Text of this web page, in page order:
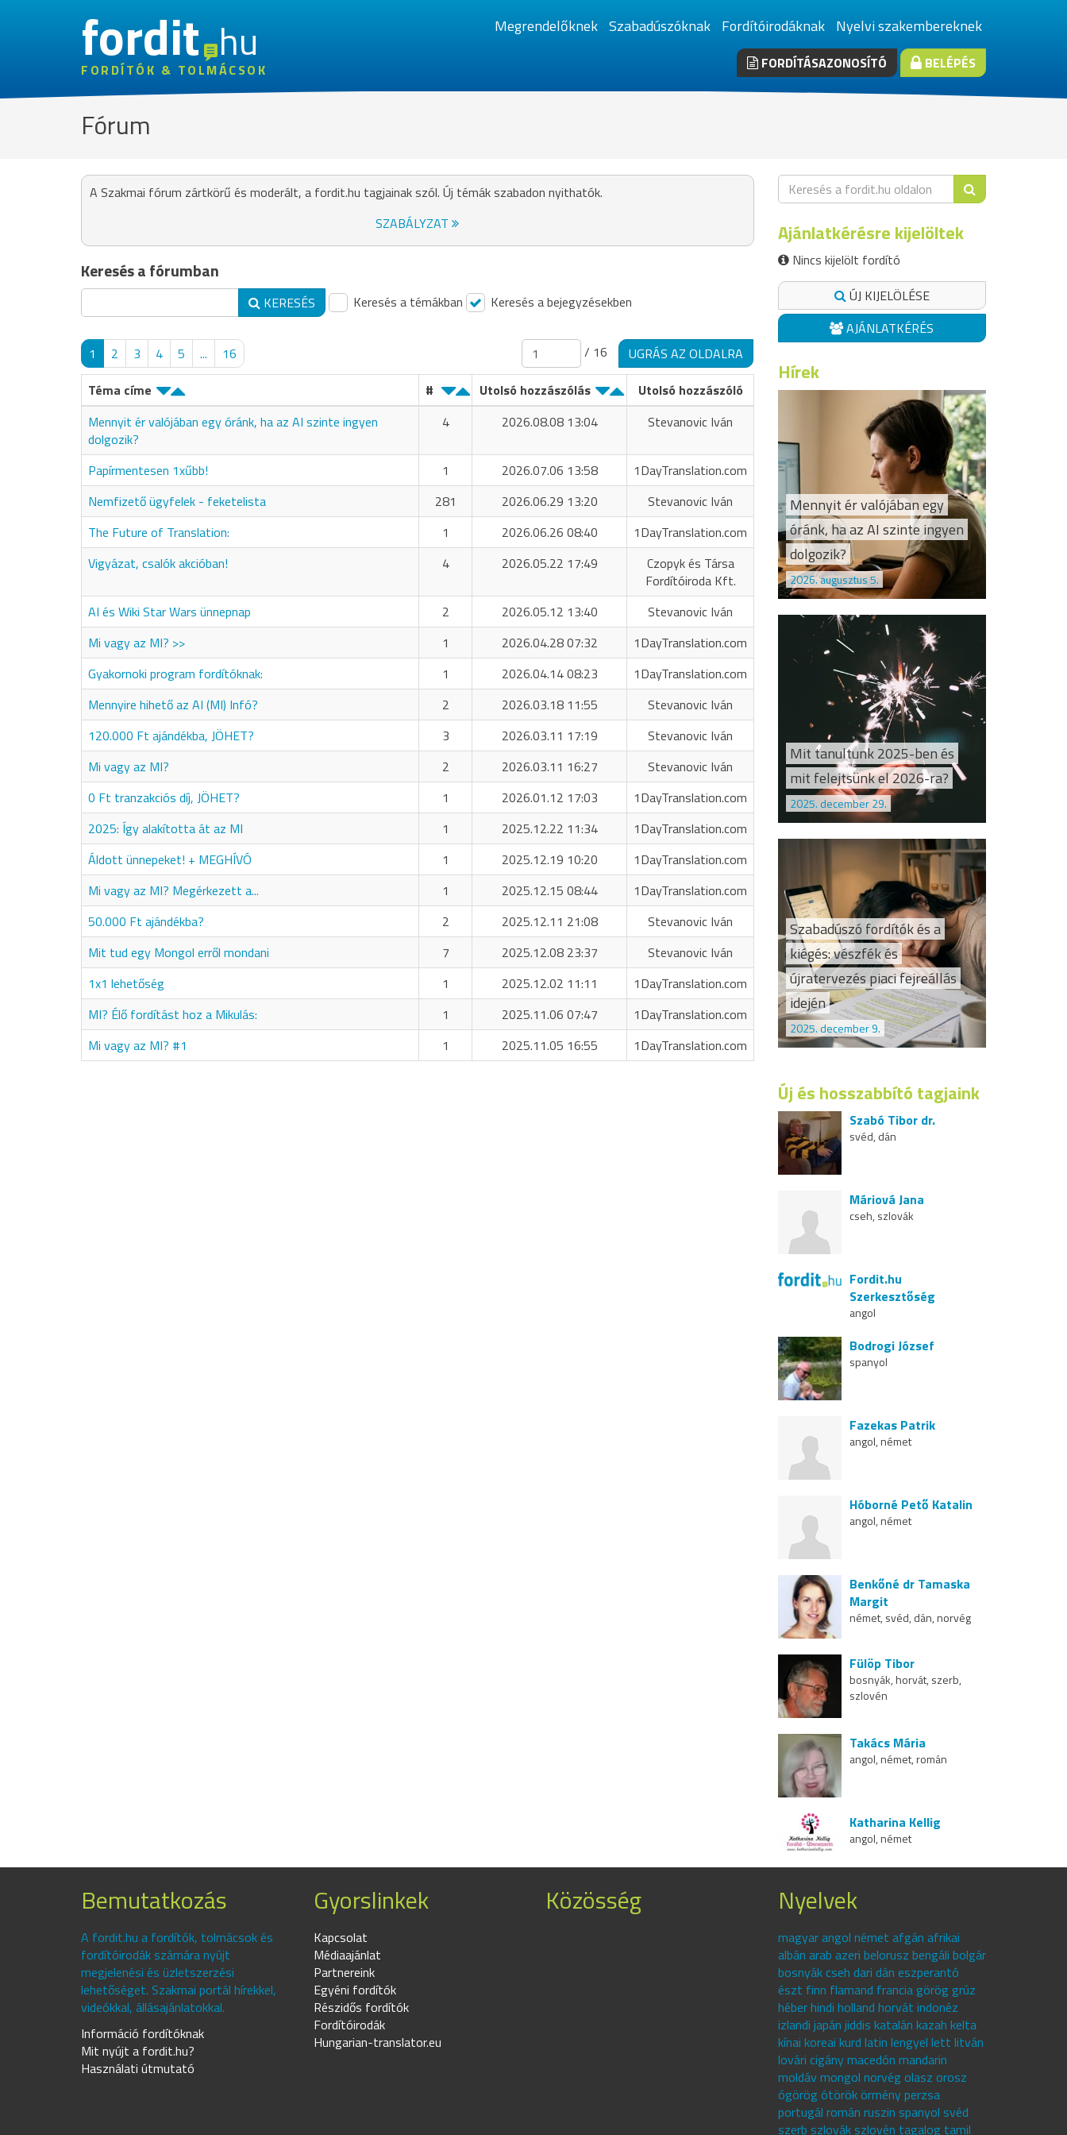
fordithu
FORDÍTÓK & TOLMÁCSOK
Megrendelőknek Szabadúszóknak Fordítóirodáknak Nyelvi szakembereknek
FORDÍTÁSAZONOSÍTÓ BELÉPÉS
Fórum
A Szakmai fórum zártkörű és moderált, a fordit.hu tagjainak szól. Új témák szabadon nyithatók.
SZABÁLYZAT
Keresés a fórumban
KERESÉS Keresés a témákban Keresés a bejegyzésekben
1 2 3 4 5 ... 16 / 16
UGRÁS AZ OLDALRA
Téma címe
# Utolsó hozzászólás
Utolsó hozzászóló
Mennyit ér valójában egy óránk, ha az AI szinte ingyen
dolgozik?
4 2026.08.08 13:04 Stevanovic Iván
Papírmentesen 1xűbb! 1 2026.07.06 13:58
1DayTranslation.com
Nemfizető ügyfelek - feketelista
281 2026.06.29 13:20
Stevanovic Iván
The Future of Translation:
1 2026.06.26 08:40
1DayTranslation.com
Vigyázat, csalók akcióban!
4 2026.05.22 17:49
Czopyk és Társa
Fordítóiroda Kft.
AI és Wiki Star Wars ünnepnap
2 2026.05.12 13:40
Stevanovic Iván
Mi vagy az MI? >>
1 2026.04.28 07:32
1DayTranslation.com
Gyakornoki program fordítóknak:
1 2026.04.14 08:23
1DayTranslation.com
Mennyire hihető az AI (MI) Infó?
2 2026.03.18 11:55
Stevanovic Iván
120.000 Ft ajándékba, JÖHET?
3 2026.03.11 17:19
Stevanovic Iván
Mi vagy az MI?
2 2026.03.11 16:27
Stevanovic Iván
0 Ft tranzakciós díj, JÖHET?
1 2026.01.12 17:03
1DayTranslation.com
2025: Így alakította át az MI
1 2025.12.22 11:34
1DayTranslation.com
Áldott ünnepeket! + MEGHÍVÓ
1 2025.12.19 10:20
1DayTranslation.com
Mi vagy az MI? Megérkezett a...
1 2025.12.15 08:44
1DayTranslation.com
50.000 Ft ajándékba?
2 2025.12.11 21:08
Stevanovic Iván
Mit tud egy Mongol erről mondani
7 2025.12.08 23:37
Stevanovic Iván
1x1 lehetőség
1 2025.12.02 11:11
1DayTranslation.com
MI? Élő fordítást hoz a Mikulás:
1 2025.11.06 07:47
1DayTranslation.com
Mi vagy az MI? #1
1 2025.11.05 16:55 1DayTranslation.com
Ajánlatkérésre kijelöltek
Nincs kijelölt fordító
ÚJ KIJELÖLÉSE
AJÁNLATKÉRÉS
Hírek
Mennyit ér valójában egy
óránk, ha az AI szinte ingyen
dolgozik?
2026. augusztus 5.
Mit tanultunk 2025-ben és
mit felejtsünk el 2026-ra?
2025. december 29.
Szabadúszó fordítók és a
kiégés: vészfék és
újratervezés piaci fejreállás
idején
2025. december 9.
Új és hosszabbító tagjaink
Szabó Tibor dr.
svéd, dán
Máriová Jana
cseh, szlovák
Fordit.hu
Szerkesztőség
angol
Bodrogi József
spanyol
Fazekas Patrik
angol, német
Hóborné Pető Katalin
angol, német
Benkőné dr Tamaska
Margit
német, svéd, dán, norvég
Fülöp Tibor
bosnyák, horvát, szerb,
szlovén
Takács Mária
angol, német, román
Katharina Kellig
angol, német
Bemutatkozás
A fordit.hu a fordítók, tolmácsok és
fordítóirodák számára nyújt
megjelenési és üzletszerzési
lehetőséget. Szakmai portál hírekkel,
videókkal, állásajánlatokkal.
Információ fordítóknak
Mit nyújt a fordit.hu?
Használati útmutató
Gyorslinkek
Kapcsolat
Médiaajánlat
Partnereink
Egyéni fordítók
Részidős fordítók
Fordítóirodák
Hungarian-translator.eu
Közösség Nyelvek
magyar angol német afgán afrikai
albán arab azeri belorusz bengáli bolgár
bosnyák cseh dari dán eszperantó
észt finn flamand francia görög grúz
héber hindi holland horvát indonéz
izlandi japán jiddis katalán kazah kelta
kínai koreai kurd latin lengyel lett litván
lovári cigány macedón mandarin
moldáv mongol norvég olasz orosz
ógörög ótörök örmény perzsa
portugál román ruszin spanyol svéd
szerb szlovák szlovén tagalog tamil